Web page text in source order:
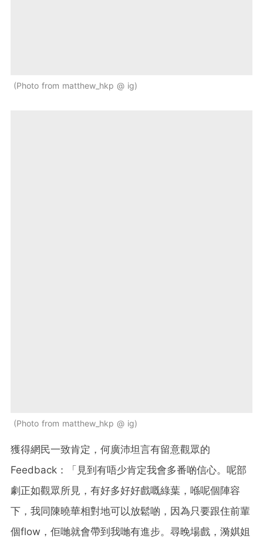
Photo from matthew_hkp @ ig
Photo from matthew_hkp @ ig
獲得網民一致肯定，何廣沛坦言有留意觀眾的
Feedback：「見到有唔少肯定我會多番啲信心。呢部
劇正如觀眾所見，有好多好好戲嘅綠葉，喺呢個陣容
下，我同陳曉華相對地可以放鬆啲，因為只要跟住前輩
個flow，佢哋就會帶到我哋有進步。尋晚場戲，漪娸姐